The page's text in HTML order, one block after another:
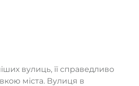
вулиць, її справедливо
міста. Вулиця в